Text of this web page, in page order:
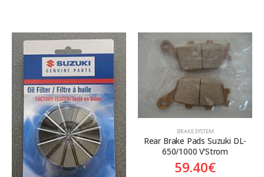
BRAKE SYSTEM
Rear Brake Pads Suzuki DL-
650/1000 V’Strom
59.40€